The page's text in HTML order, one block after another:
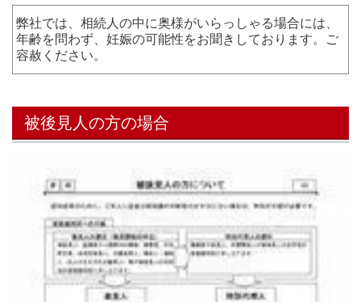
弊社では、相続人の中に奥様がいらっしゃる場合には、
年齢を問わず、妊娠の可能性をお聞きしております。ご
容赦ください。
被後見人の方の場合